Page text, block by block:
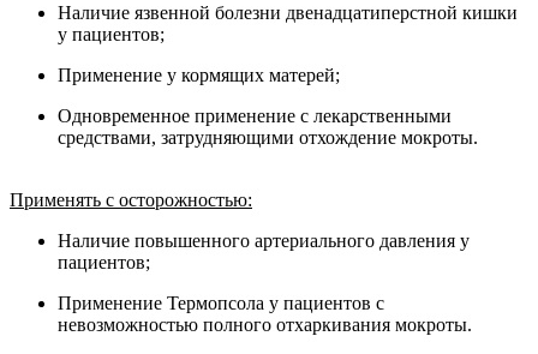
Наличие язвенной болезни двенадцатиперстной кишки
у пациентов;
Применение у кормящих матерей;
Одновременное применение с лекарственными
средствами, затрудняющими отхождение мокроты.
Применять с осторожностью:
Наличие повышенного артериального давления у
пациентов;
Применение Термопсола у пациентов с
невозможностью полного отхаркивания мокроты.